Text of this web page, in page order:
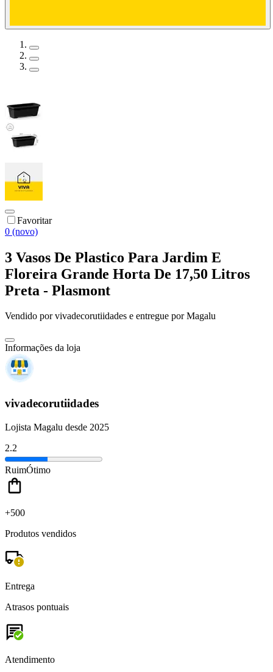
Favoritar
0 (novo)
3 Vasos De Plastico Para Jardim E
Floreira Grande Horta De 17,50 Litros
Preta - Plasmont
Vendido porvivadecorutiidades e entregue por Magalu
Informações da loja
vivadecorutiidades
Lojista Magalu desde 2025
2.2
RuimÓtimo
+500
Produtos vendidos
Entrega
Atrasos pontuais
Atendimento